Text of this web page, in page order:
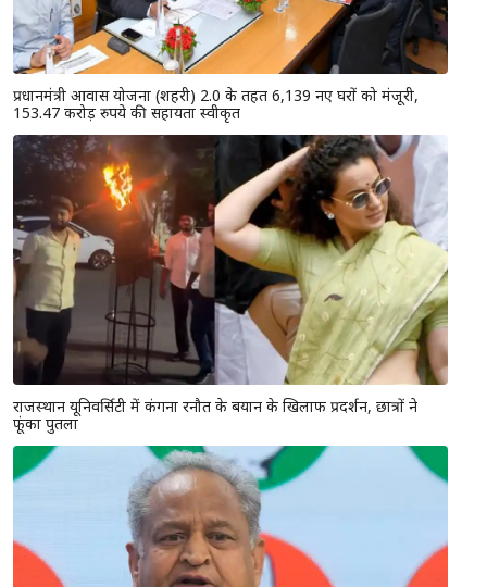
प्रधानमंत्री आवास योजना (शहरी) 2.0 के तहत 6,139 नए घरों को मंजूरी,
153.47 करोड़ रुपये की सहायता स्वीकृत
राजस्थान यूनिवर्सिटी में कंगना रनौत के बयान के खिलाफ प्रदर्शन, छात्रों ने
फूंका पुतला